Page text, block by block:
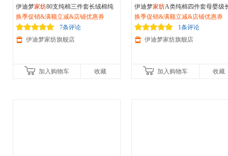
伊迪梦家纺80支纯棉三件套长绒棉纯
棉全棉单人床双人床套件床上用品简
约刺绣花简单款式HC111
换季促销&满额立减&店铺优惠券
7条评论
伊迪梦家纺旗舰店
加入购物车 收藏
伊迪梦家纺A类纯棉四件套母婴级
绒棉提花套件简奢侈品高端床上用
J2312
换季促销&满额立减&店铺优惠券
1条评论
伊迪梦家纺旗舰店
加入购物车 收藏